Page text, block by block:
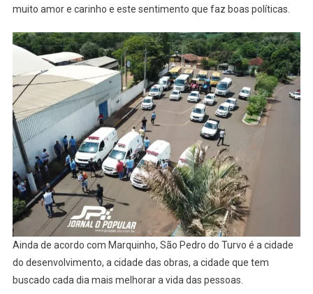
muito amor e carinho e este sentimento que faz boas políticas.
Ainda de acordo com Marquinho, São Pedro do Turvo é a cidade
do desenvolvimento, a cidade das obras, a cidade que tem
buscado cada dia mais melhorar a vida das pessoas.